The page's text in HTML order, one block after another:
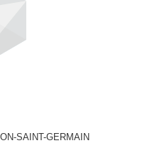
SAINT-GERMAIN